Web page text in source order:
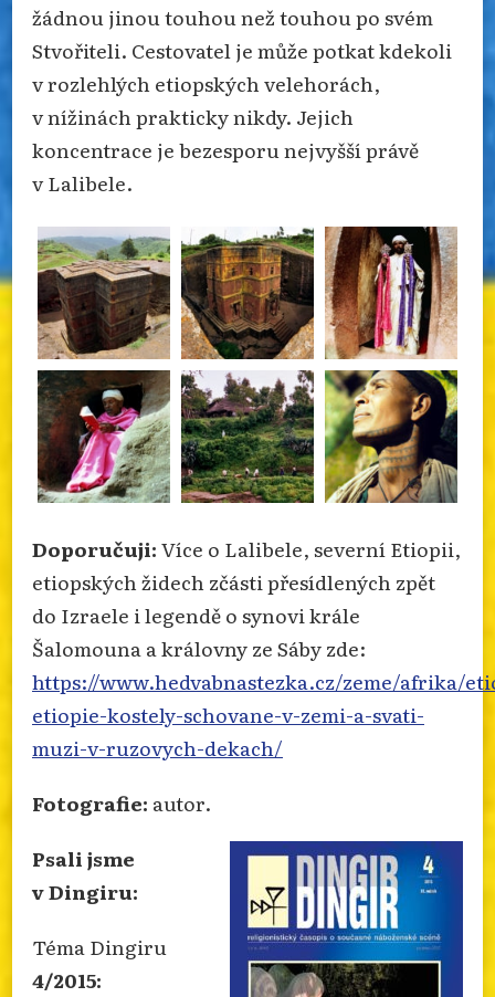
žádnou jinou touhou než touhou po svém
Stvořiteli. Cestovatel je může potkat kdekoli
v rozlehlých etiopských velehorách,
v nížinách prakticky nikdy. Jejich
koncentrace je bezesporu nejvyšší právě
v Lalibele.
Doporučuji:Více o Lalibele, severní Etiopii,
etiopských židech zčásti přesídlených zpět
do Izraele i legendě o synovi krále
Šalomouna a královny ze Sáby zde:
https://www.hedvabnastezka.cz/zeme/afrika/
etiopie-kostely-schovane-v-zemi-a-svati-
muzi-v-ruzovych-dekach/
Fotografie: autor.
Psali jsme
v Dingiru:
Téma Dingiru
4/2015: